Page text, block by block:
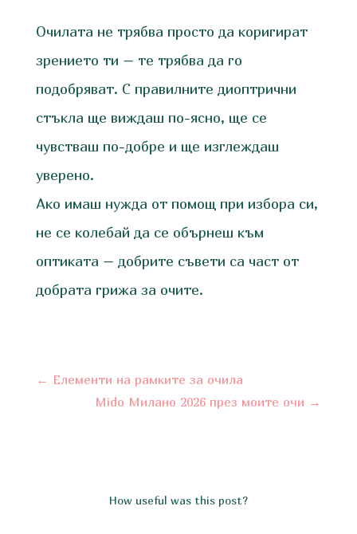
Очилата не трябва просто да коригират
зрението ти – те трябва да го
подобряват. С правилните диоптрични
стъкла ще виждаш по-ясно, ще се
чувстваш по-добре и ще изглеждаш
уверено.
Ако имаш нужда от помощ при избора си,
не се колебай да се обърнеш към
оптиката – добрите съвети са част от
добрата грижа за очите.
← Елементи на рамките за очила
Mido Милано 2026 през моите очи →
How useful was this post?